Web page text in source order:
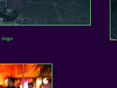
Ingo